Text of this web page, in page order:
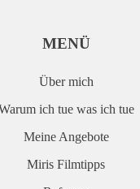
MENÜ
Über mich
ich tue was ich tue
Meine Angebote
Miris Filmtipps